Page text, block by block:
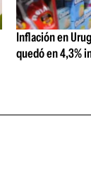
Inflación en
quedó en 4,3%